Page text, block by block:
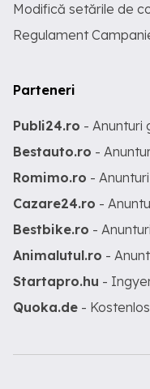
Modifică setările de
Regulament
Parteneri
Publi24.ro - Anunturi
Bestauto.ro -
Romimo.ro -
Cazare24.ro -
Bestbike.ro -
Animalutul.ro -
Startapro.hu -
Quoka.de -